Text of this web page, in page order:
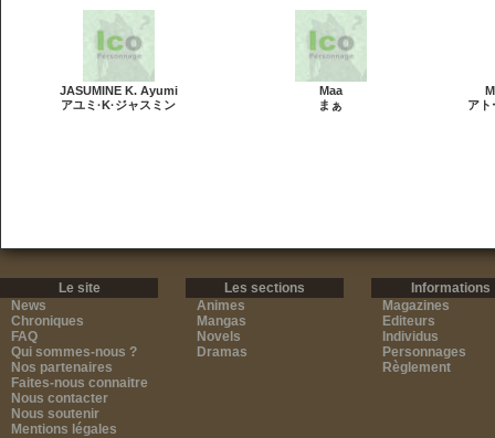
JASUMINE K. Ayumi
アユミ·K·ジャスミン
Maa
まぁ
アト
Le site
News
Chroniques
FAQ
Qui sommes-nous ?
Nos partenaires
Faites-nous connaitre
Nous contacter
Nous soutenir
Mentions légales
Les sections
Animes
Mangas
Novels
Dramas
Informations
Magazines
Editeurs
Individus
Personnages
Règlement